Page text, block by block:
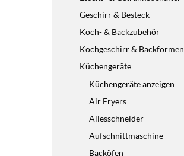
Geschirr & Besteck
Koch- & Backzubehör
Kochgeschirr & Backformen
Küchengeräte
Küchengeräte anzeigen
Air Fryers
Allesschneider
Aufschnittmaschine
Backöfen